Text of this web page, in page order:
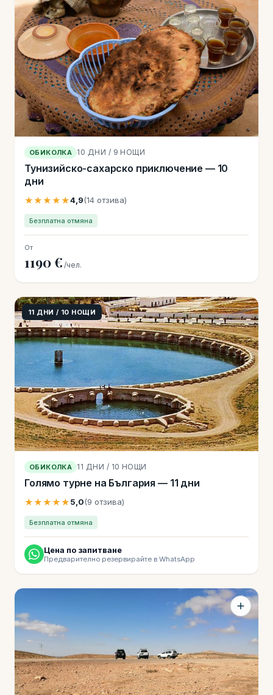
ОБИКОЛКА 10 ДНИ / 9 НОЩИ
Тунизийско-сахарско приключение — 10
дни
★★★★★4,9(14 отзива)
Безплатна отмяна
От
1190 € /чел.
11 ДНИ / 10 НОЩИ
ОБИКОЛКА 11 ДНИ / 10 НОЩИ
Голямо турне на България — 11 дни
★★★★★5,0(9 отзива)
Безплатна отмяна
Цена по запитване
Предварително резервирайте в WhatsApp